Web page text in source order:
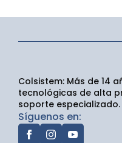
Colsistem: Más de 14
tecnológicas de alta
soporte especializado.
Síguenos en: